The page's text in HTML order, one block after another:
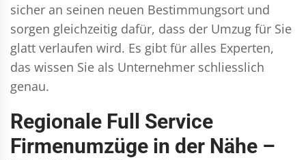
sicher an seinen neuen Bestimmungsort und
sorgen gleichzeitig dafür, dass der Umzug für Sie
glatt verlaufen wird. Es gibt für alles Experten,
das wissen Sie als Unternehmer schliesslich
genau.
Regionale Full Service
Firmenumzüge in der Nähe –